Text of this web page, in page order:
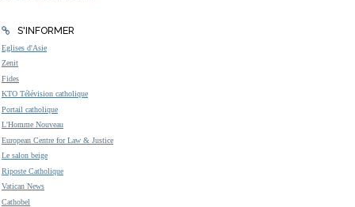
S'INFORMER
Eglises d'Asie
Zenit
Fides
KTO Télévision catholique
Portail catholique
L'Homme Nouveau
European Centre for Law & Justice
Le salon beige
Riposte Catholique
Vatican News
Cathobel